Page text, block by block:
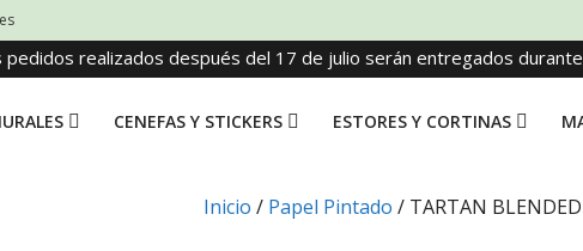
realizados después del 17 de julio serán entregados
CENEFAS Y STICKERS ESTORES Y CORTINAS
Inicio / Papel Pintado / TARTAN